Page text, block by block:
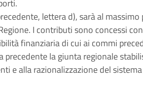
lettera d), sarà al massimo
I contributi sono concessi
finanziaria di cui ai commi
la giunta regionale
e alla razionalizzazione del